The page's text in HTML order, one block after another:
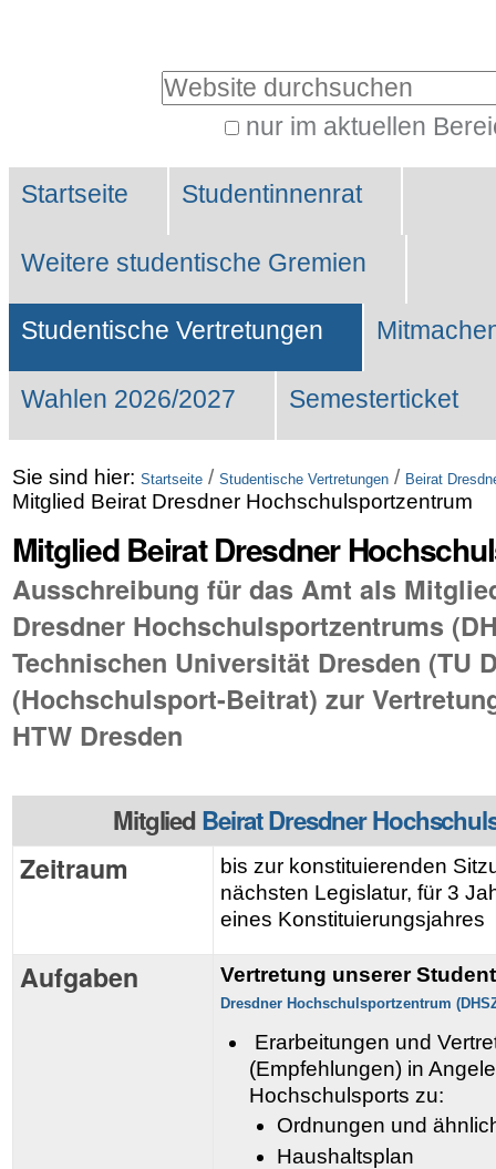
Website durchsuchen
nur im aktuellen
Suche…
Sektionen
Startseite Studentinnenrat
Weitere studentische Gremien
Studentische Vertretungen
Wahlen 2026/2027 Semesterticket
Sie sind hier: Startseite / Studentische Vertretungen / Beirat
Mitglied Beirat Dresdner Hochschulsportzentrum
Mitglied Beirat Dresdner
Ausschreibung für das Amt als
Dresdner Hochschulsportzentrums
Technischen Universität Dresden (TU
(Hochschulsport-Beitrat) zur
HTW Dresden
MitgliedBeirat Dresdner
Zeitraum
bis zur konstituierenden
nächsten Legislatur, für 3
eines Konstituierungsjahres
Aufgaben Vertretung unserer
Dresdner Hochschulsportzentrum
Erarbeitungen und
(Empfehlungen) in
Hochschulsports zu:
Ordnungen und
Haushaltsplan